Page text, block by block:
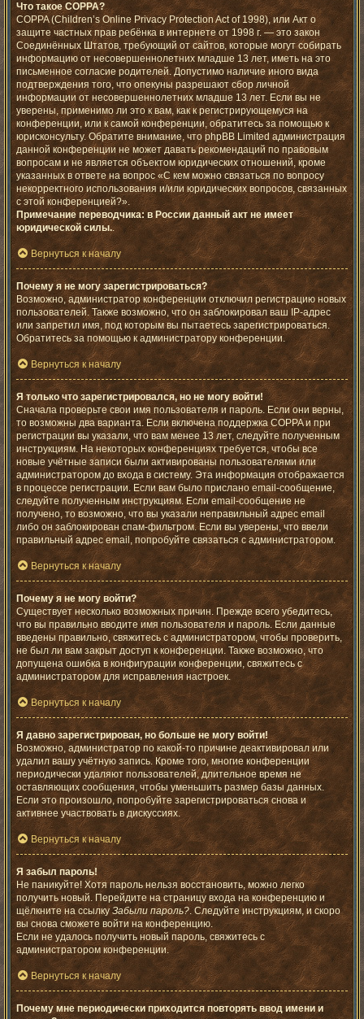
Что такое COPPA?
COPPA (Children’s Online Privacy Protection Act of 1998), или Акт о
защите частных прав ребёнка в интернете от 1998 г. — это закон
Соединённых Штатов, требующий от сайтов, которые могут собирать
информацию от несовершеннолетних младше 13 лет, иметь на это
письменное согласие родителей. Допустимо наличие иного вида
подтверждения того, что опекуны разрешают сбор личной
информации от несовершеннолетних младше 13 лет. Если вы не
уверены, применимо ли это к вам, как к регистрирующемуся на
конференции, или к самой конференции, обратитесь за помощью к
юрисконсульту. Обратите внимание, что phpBB Limited администрация
данной конференции не может давать рекомендаций по правовым
вопросам и не является объектом юридических отношений, кроме
указанных в ответе на вопрос «С кем можно связаться по вопросу
некорректного использования и/или юридических вопросов, связанных
с этой конференцией?».
Примечание переводчика: в России данный акт не имеет
юридической силы..
Вернуться к началу
Почему я не могу зарегистрироваться?
Возможно, администратор конференции отключил регистрацию новых
пользователей. Также возможно, что он заблокировал ваш IP-адрес
или запретил имя, под которым вы пытаетесь зарегистрироваться.
Обратитесь за помощью к администратору конференции.
Вернуться к началу
Я только что зарегистрировался, но не могу войти!
Сначала проверьте свои имя пользователя и пароль. Если они верны,
то возможны два варианта. Если включена поддержка COPPA и при
регистрации вы указали, что вам менее 13 лет, следуйте полученным
инструкциям. На некоторых конференциях требуется, чтобы все
новые учётные записи были активированы пользователями или
администратором до входа в систему. Эта информация отображается
в процессе регистрации. Если вам было прислано email-сообщение,
следуйте полученным инструкциям. Если email-сообщение не
получено, то возможно, что вы указали неправильный адрес email
либо он заблокирован спам-фильтром. Если вы уверены, что ввели
правильный адрес email, попробуйте связаться с администратором.
Вернуться к началу
Почему я не могу войти?
Существует несколько возможных причин. Прежде всего убедитесь,
что вы правильно вводите имя пользователя и пароль. Если данные
введены правильно, свяжитесь с администратором, чтобы проверить,
не был ли вам закрыт доступ к конференции. Также возможно, что
допущена ошибка в конфигурации конференции, свяжитесь с
администратором для исправления настроек.
Вернуться к началу
Я давно зарегистрирован, но больше не могу войти!
Возможно, администратор по какой-то причине деактивировал или
удалил вашу учётную запись. Кроме того, многие конференции
периодически удаляют пользователей, длительное время не
оставляющих сообщения, чтобы уменьшить размер базы данных.
Если это произошло, попробуйте зарегистрироваться снова и
активнее участвовать в дискуссиях.
Вернуться к началу
Я забыл пароль!
Не паникуйте! Хотя пароль нельзя восстановить, можно легко
получить новый. Перейдите на страницу входа на конференцию и
щёлкните на ссылкуЗабыли пароль?. Следуйте инструкциям, и скоро
вы снова сможете войти на конференцию.
Если не удалось получить новый пароль, свяжитесь с
администратором конференции.
Вернуться к началу
Почему мне периодически приходится повторять ввод имени и